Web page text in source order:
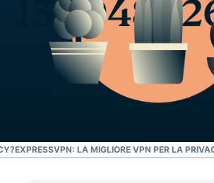
EXPRESSVPN: LA MIGLIORE VPN PER LA